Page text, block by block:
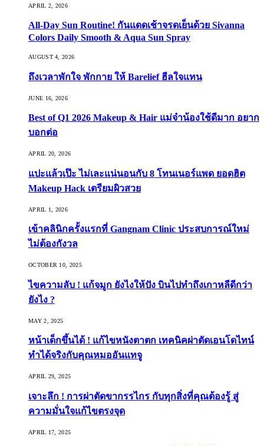
APRIL 2, 2026
All-Day Sun Routine! กันแดดเช้าจรดเย็นด้วย Sivanna
Colors Daily Smooth & Aqua Sun Spray
AUGUST 4, 2026
ถึงเวลาพักใจ พักกาย ให้ Barelief ฮีลใจแทน
JUNE 16, 2026
Best of Q1 2026 Makeup & Hair แม่จ๋าน้องใช้ดีมาก อยาก
บอกต่อ
APRIL 20, 2026
แปะแล้วเป๊ะ ไม่เละแน่นอนกับ 8 โทนเนอร์แพด ยอดฮิต
Makeup Hack เตรียมผิวสวย
APRIL 1, 2026
เข้าคลินิกครั้งแรกที่ Gangnam Clinic ประสบการณ์ใหม่
ไม่ต้องกังวล
OCTOBER 10, 2025
ไขความลับ ! แก้จมูก ยังไงให้ปัง บินไปทำถึงเกาหลีดีกว่า
ยังไง ?
MAY 2, 2025
หน้าเด็กขึ้นได้ ! แก้ไขหนังตาตก เทคนิคผ่าตัดเอนโดไทน์
ทำได้จริงกับคุณหมออันแทจู
APRIL 29, 2025
เจาะลึก ! การผ่าตัดขากรรไกร กับทุกสิ่งที่คุณต้องรู้ สู่
ความมั่นใจแก้ไขตรงจุด
APRIL 17, 2025